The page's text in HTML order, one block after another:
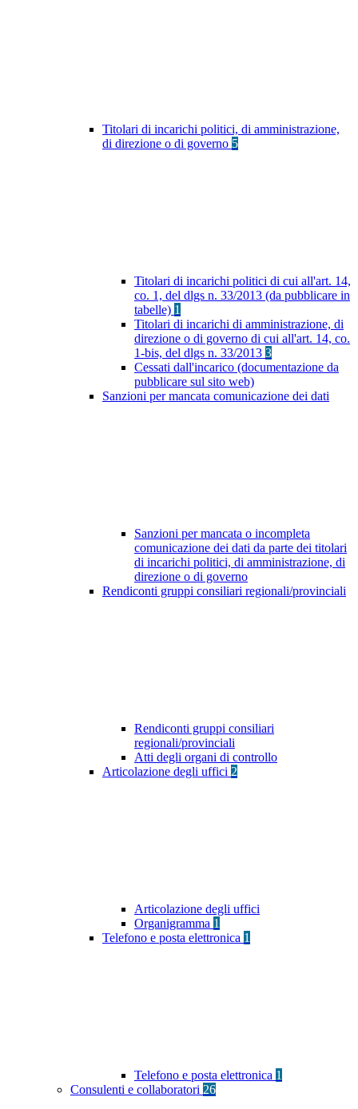
Titolari di incarichi politici, di amministrazione,
di direzione o di governo 5
Titolari di incarichi politici di cui all'art. 14,
co. 1, del dlgs n. 33/2013 (da pubblicare in
tabelle) 1
Titolari di incarichi di amministrazione, di
direzione o di governo di cui all'art. 14, co.
1-bis, del dlgs n. 33/2013 3
Cessati dall'incarico (documentazione da
pubblicare sul sito web)
Sanzioni per mancata comunicazione dei dati
Sanzioni per mancata o incompleta
comunicazione dei dati da parte dei titolari
di incarichi politici, di amministrazione, di
direzione o di governo
Rendiconti gruppi consiliari regionali/provinciali
Rendiconti gruppi consiliari
regionali/provinciali
Atti degli organi di controllo
Articolazione degli uffici 2
Articolazione degli uffici
Organigramma 1
Telefono e posta elettronica 1
Telefono e posta elettronica 1
Consulenti e collaboratori 26